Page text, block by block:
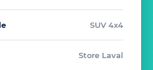
SUV 4x4
Store Laval